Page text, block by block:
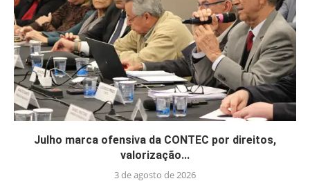
Julho marca ofensiva da CONTEC por direitos,
valorização...
3 de agosto de 2026